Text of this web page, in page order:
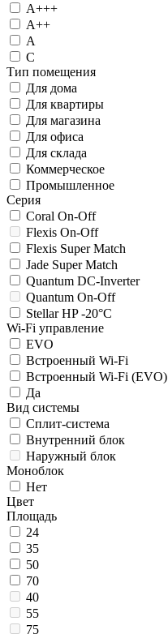
А+++
А++
А
C
Тип помещения
Для дома
Для квартиры
Для магазина
Для офиса
Для склада
Коммерческое
Промышленное
Серия
Coral On-Off
Flexis On-Off
Flexis Super Match
Jade Super Match
Quantum DC-Inverter
Quantum On-Off
Stellar HP -20°C
Wi-Fi управление
EVO
Встроенный Wi-Fi
Встроенный Wi-Fi (EVO)
Да
Вид системы
Сплит-система
Внутренний блок
Наружный блок
Моноблок
Нет
Цвет
Площадь
24
35
50
70
40
55
75